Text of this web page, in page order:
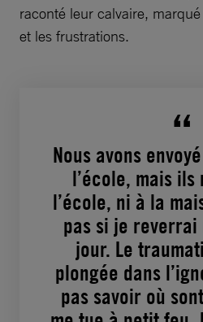
raconté leur calvaire,
et les frustrations.
Nous avons
l’école, mais ils
l’école, ni à la
pas si je reverrai
jour. Le
plongée dans
pas savoir où